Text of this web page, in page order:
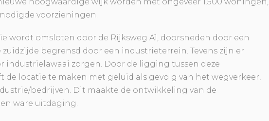
voorzieningen.
wordt omsloten door de Rijksweg A1, doorsneden door een
begrensd door een industrieterrein. Tevens zijn er
industrielawaai zorgen. Door de ligging tussen deze
locatie te maken met geluid als gevolg van het wegverkeer,
bedrijven. Dit maakte de ontwikkeling van de
ware uitdaging.